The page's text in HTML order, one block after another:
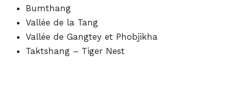
Bumthang
Vallée de la Tang
Vallée de Gangtey et Phobjikha
Taktshang – Tiger Nest